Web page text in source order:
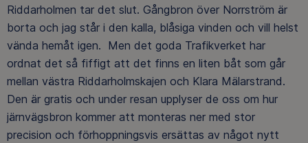
Riddarholmen tar det slut. Gångbron över Norrström är
borta och jag står i den kalla, blåsiga vinden och vill helst
vända hemåt igen. Men det goda Trafikverket har
ordnat det så fiffigt att det finns en liten båt som går
mellan västra Riddarholmskajen och Klara Mälarstrand.
Den är gratis och under resan upplyser de oss om hur
järnvägsbron kommer att monteras ner med stor
precision och förhoppningsvis ersättas av något nytt